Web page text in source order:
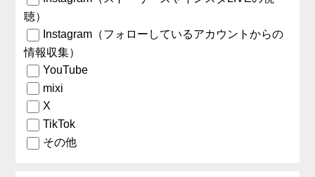
聴）
Instagram（フォローしているアカウントからの
情報収集）
YouTube
mixi
X
TikTok
その他